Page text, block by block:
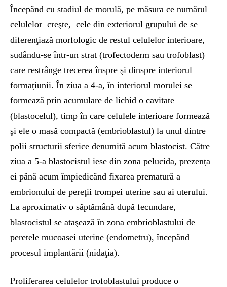
Începând cu stadiul de morulă, pe măsura ce numărul
celulelor creşte, cele din exteriorul grupului de se
diferenţiază morfologic de restul celulelor interioare,
sudându-se într-un strat (trofectoderm sau trofoblast)
care restrânge trecerea înspre şi dinspre interiorul
formaţiunii. În ziua a 4-a, în interiorul morulei se
formează prin acumulare de lichid o cavitate
(blastocelul), timp în care celulele interioare formează
şi ele o masă compactă (embrioblastul) la unul dintre
polii structurii sferice denumită acum blastocist. Către
ziua a 5-a blastocistul iese din zona pelucida, prezenţa
ei până acum împiedicând fixarea prematură a
embrionului de pereţii trompei uterine sau ai uterului.
La aproximativ o săptămână după fecundare,
blastocistul se ataşează în zona embrioblastului de
peretele mucoasei uterine (endometru), începând
procesul implantării (nidaţia).
Proliferarea celulelor trofoblastului produce o